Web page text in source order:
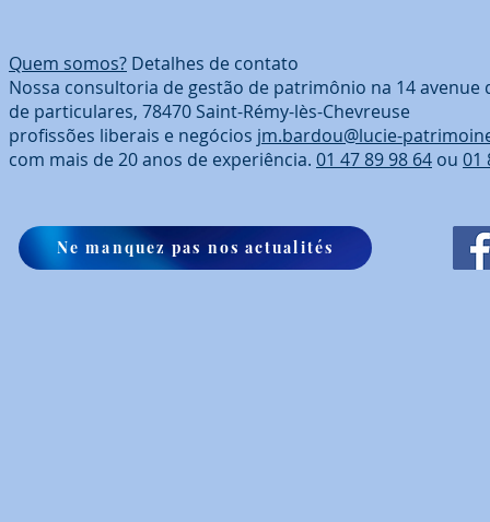
Quem somos? Detalhes de contato
Nossa consultoria de gestão de patrimônio na 14 avenue
de particulares, 78470 Saint-Rémy-lès-Chevreuse
profissões liberais e negócios jm.bardou@lucie-
com mais de 20 anos de experiência. 01 47 89 98 64 ou 01
Ne manquez pas nos actualités